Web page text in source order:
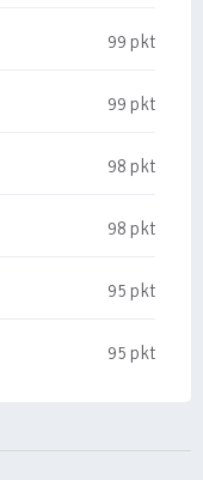
99 pkt
99 pkt
98 pkt
98 pkt
95 pkt
95 pkt